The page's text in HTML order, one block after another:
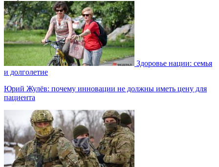
Здоровье нации: семья
и долголетие
Юрий Жулёв: почему инновации не должны иметь цену для
пациента